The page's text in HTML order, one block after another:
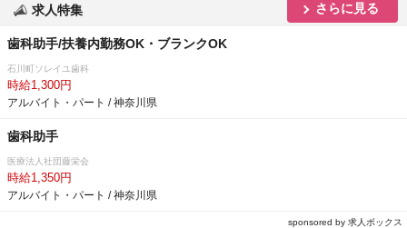
求人特集 さらに見る
歯科助手/扶養内勤務OK・ブランクOK
石川町ソレイユ歯科
時給1,300円
アルバイト・パート / 神奈川県
歯科助手
医療法人社団藤栄会
時給1,350円
アルバイト・パート / 神奈川県
sponsored by 求人ボックス